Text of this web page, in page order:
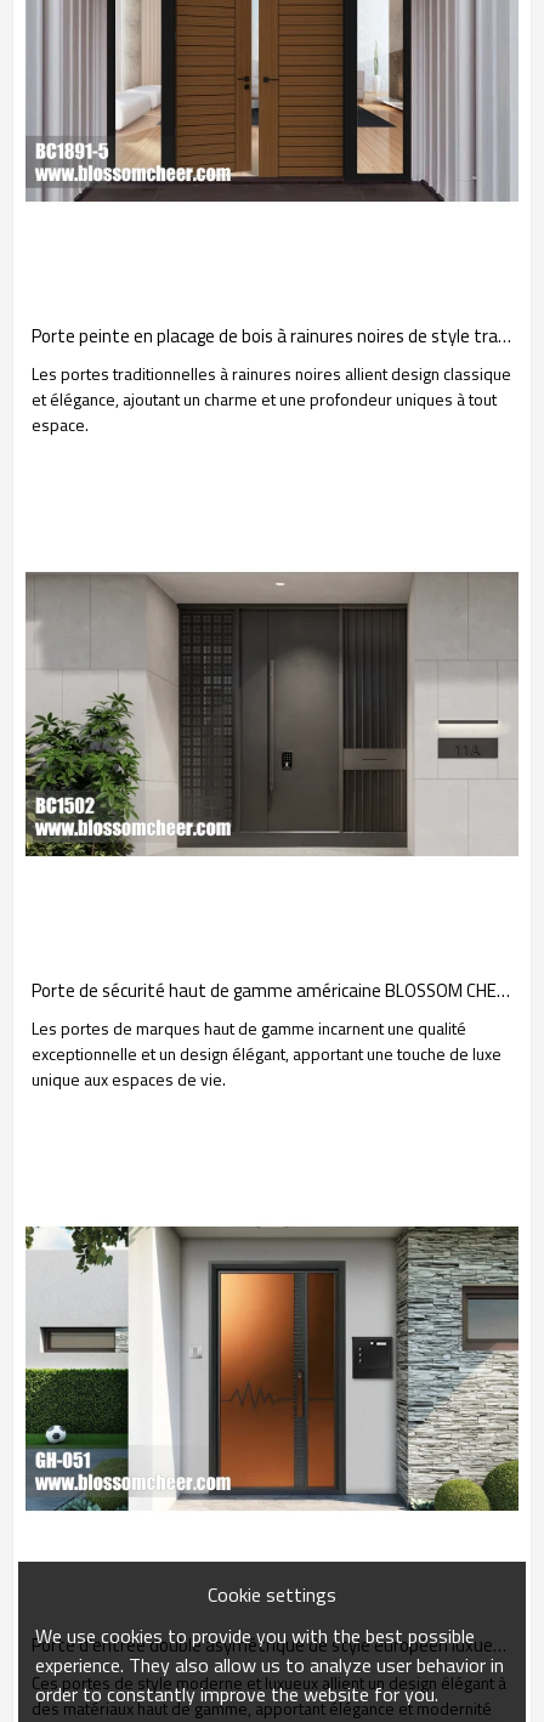
Porte peinte en placage de bois à rainures noires de style traditionnel américain pour un projet de villa
Les portes traditionnelles à rainures noires allient design classique
et élégance, ajoutant un charme et une profondeur uniques à tout
espace.
Porte de sécurité haut de gamme américaine BLOSSOM CHEER en alliage d'aluminium pour projet de villa
Les portes de marques haut de gamme incarnent une qualité
exceptionnelle et un design élégant, apportant une touche de luxe
unique aux espaces de vie.
Porte d'entrée double asymétrique de style européen luxueux en aluminium moulé pour projet de villa
Ces portes de style moderne et luxueux allient un design élégant à
des matériaux haut de gamme, apportant élégance et modernité
Cookie settings
We use cookies to provide you with the best possible
experience. They also allow us to analyze user behavior in
order to constantly improve the website for you.